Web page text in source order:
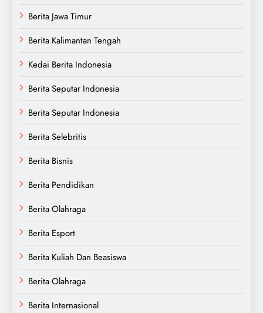
Berita Jawa Timur
Berita Kalimantan Tengah
Kedai Berita Indonesia
Berita Seputar Indonesia
Berita Seputar Indonesia
Berita Selebritis
Berita Bisnis
Berita Pendidikan
Berita Olahraga
Berita Esport
Berita Kuliah Dan Beasiswa
Berita Olahraga
Berita Internasional